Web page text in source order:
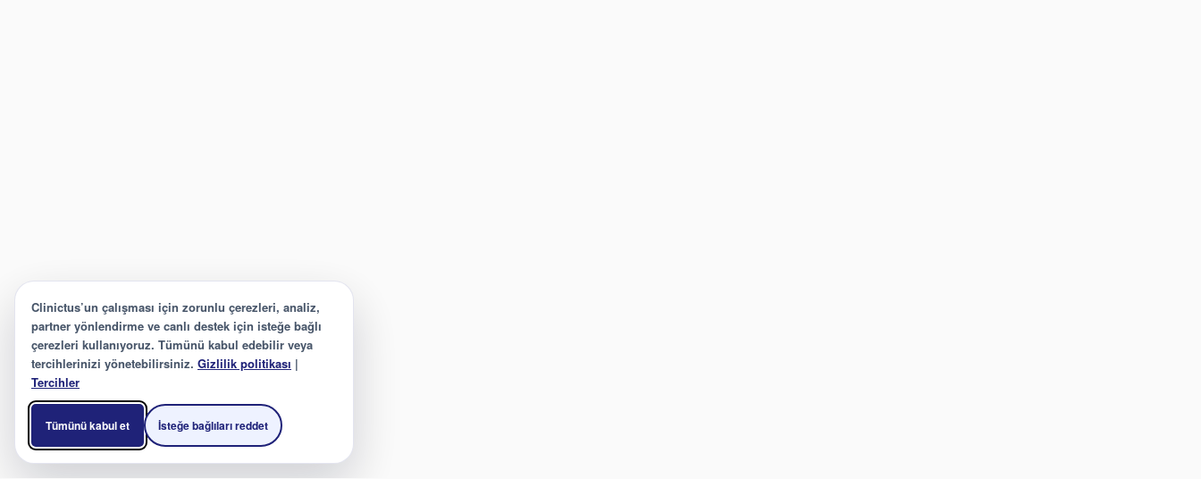
Clinictus’un çalışması için zorunlu çerezleri, analiz,
partner yönlendirme ve canlı destek için isteğe bağlı
çerezleri kullanıyoruz. Tümünü kabul edebilir veya
tercihlerinizi yönetebilirsiniz. Gizlilik politikası |
Tercihler
Tümünü kabul et İsteğe bağlıları reddet